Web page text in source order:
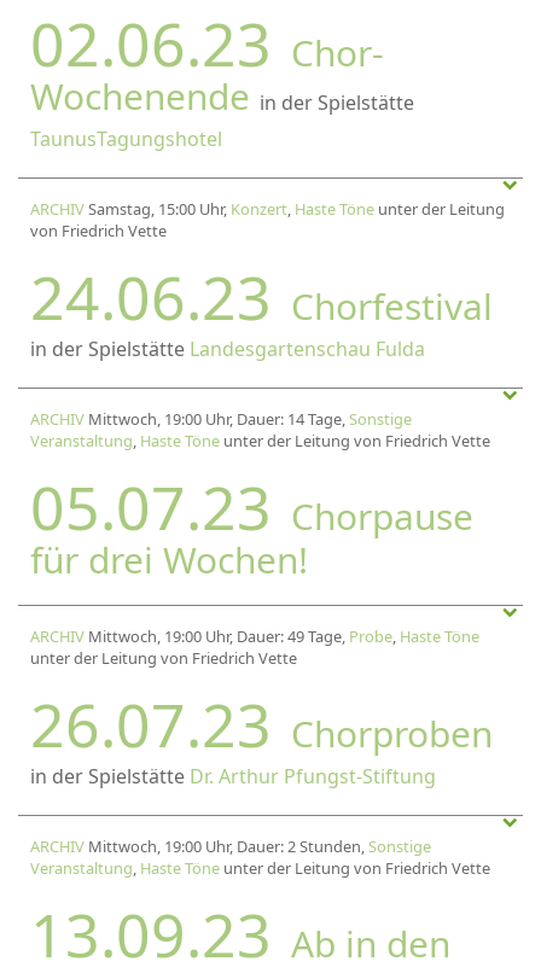
02.06.23 Chor-
Wochenende in der Spielstätte
TaunusTagungshotel
ARCHIVSamstag, 15:00 Uhr, Konzert, Haste Töne unter der Leitung
von Friedrich Vette
24.06.23 Chorfestival
in der Spielstätte Landesgartenschau Fulda
ARCHIV Mittwoch, 19:00 Uhr, Dauer: 14 Tage,Sonstige
Veranstaltung, Haste Töne unter der Leitung von Friedrich Vette
05.07.23 Chorpause
für drei Wochen!
ARCHIV Mittwoch, 19:00 Uhr, Dauer: 49 Tage, Probe, Haste Töne
unter der Leitung von Friedrich Vette
26.07.23 Chorproben
in der Spielstätte Dr. Arthur Pfungst-Stiftung
ARCHIV Mittwoch, 19:00 Uhr, Dauer: 2 Stunden,Sonstige
Veranstaltung, Haste Töne unter der Leitung von Friedrich Vette
13.09.23 Ab in den